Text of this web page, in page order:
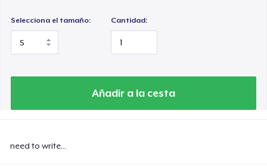
Selecciona el tamaño: Cantidad:
Añadir a la cesta
need to write...